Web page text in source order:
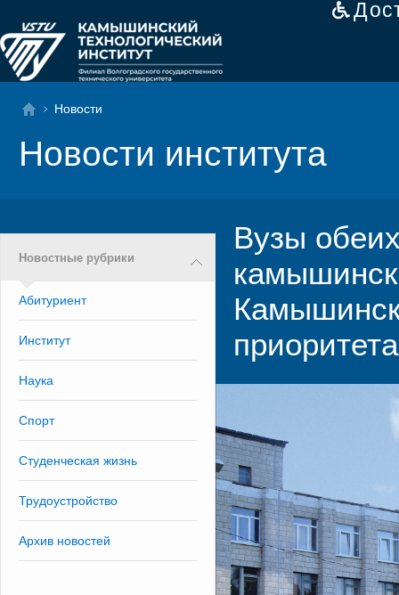
Новости
Новости института
Новостные рубрики
Абитуриент
Институт
Наука
Спорт
Студенческая жизнь
Трудоустройство
Архив новостей
Вузы